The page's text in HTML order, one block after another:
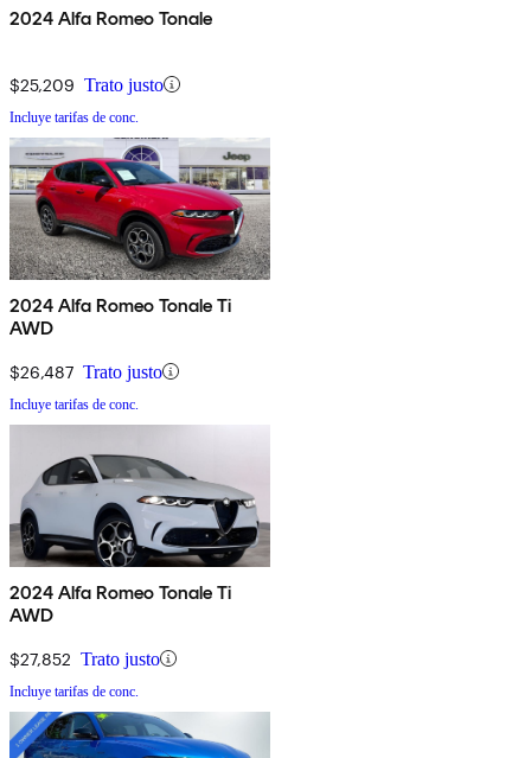
2024 Alfa Romeo Tonale
$25,209 Trato justo
Incluye tarifas de conc.
2024 Alfa Romeo Tonale Ti
AWD
$26,487 Trato justo
Incluye tarifas de conc.
2024 Alfa Romeo Tonale Ti
AWD
$27,852 Trato justo
Incluye tarifas de conc.